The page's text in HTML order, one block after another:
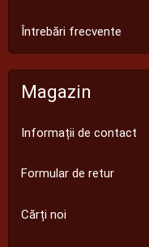
Întrebări frecvente
Magazin
Informații de contact
Formular de retur
Cărți noi